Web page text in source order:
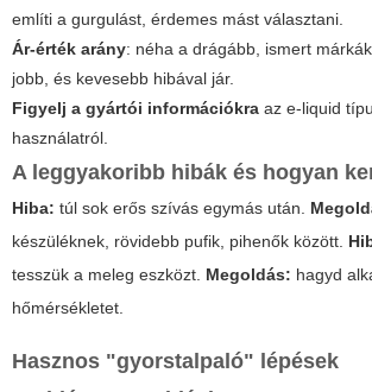
említi a gurgulást, érdemes mást választani.
Ár-érték arány: néha a drágább, ismert
jobb, és kevesebb hibával jár.
Figyelj a gyártói információkra az e-liquid
használatról.
A leggyakoribb hibák és hogyan
Hiba: túl sok erős szívás egymás után.
készüléknek, rövidebb pufik, pihenők között.
tesszük a meleg eszközt. Megoldás: hagyd
hőmérsékletet.
Hasznos "gyorstalpaló" lépések